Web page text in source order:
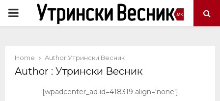
PRIMARY
Home AuthorУтрински Весник
Author : Утрински Весник
[wpadcenter_ad id=418319 align='none']